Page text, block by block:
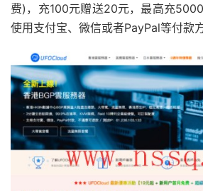
费)，充100元赠送20元，最高充
使用支付宝、微信或者PayPal等付款方